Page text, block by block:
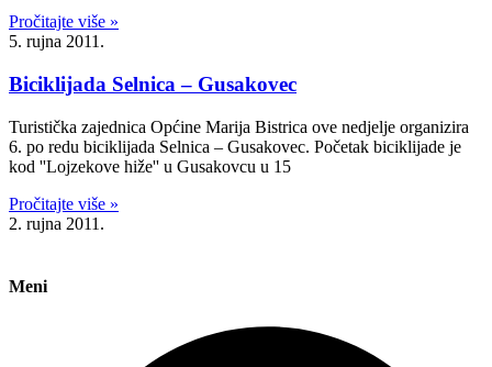
Pročitajte više »
5. rujna 2011.
Biciklijada Selnica – Gusakovec
Turistička zajednica Općine Marija Bistrica ove nedjelje organizira
6. po redu biciklijada Selnica – Gusakovec. Početak biciklijade je
kod ''Lojzekove hiže'' u Gusakovcu u 15
Pročitajte više »
2. rujna 2011.
Meni